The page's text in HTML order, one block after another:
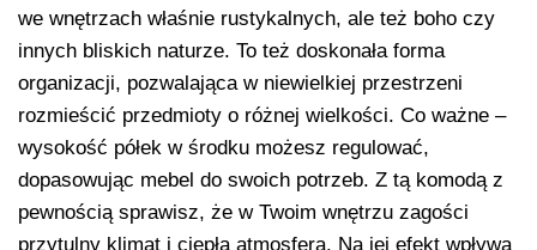
we wnętrzach właśnie rustykalnych, ale też boho czy
innych bliskich naturze. To też doskonała forma
organizacji, pozwalająca w niewielkiej przestrzeni
rozmieścić przedmioty o różnej wielkości. Co ważne –
wysokość półek w środku możesz regulować,
dopasowując mebel do swoich potrzeb. Z tą komodą z
pewnością sprawisz, że w Twoim wnętrzu zagości
przytulny klimat i ciepła atmosfera. Na jej efekt wpływa